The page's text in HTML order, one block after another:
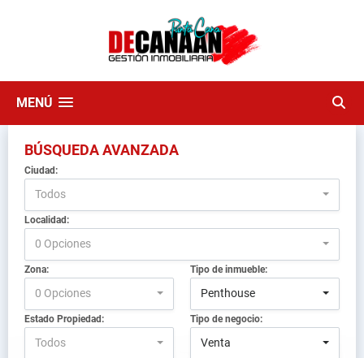
MENÚ
BÚSQUEDA AVANZADA
Ciudad:
Todos
Localidad:
0 Opciones
Zona:
0 Opciones
Tipo de inmueble:
Penthouse
Estado Propiedad:
Todos
Tipo de negocio:
Venta